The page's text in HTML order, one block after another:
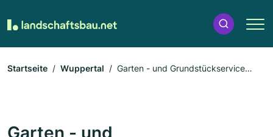
Startseite Wuppertal
Garten - und Grundstückservice